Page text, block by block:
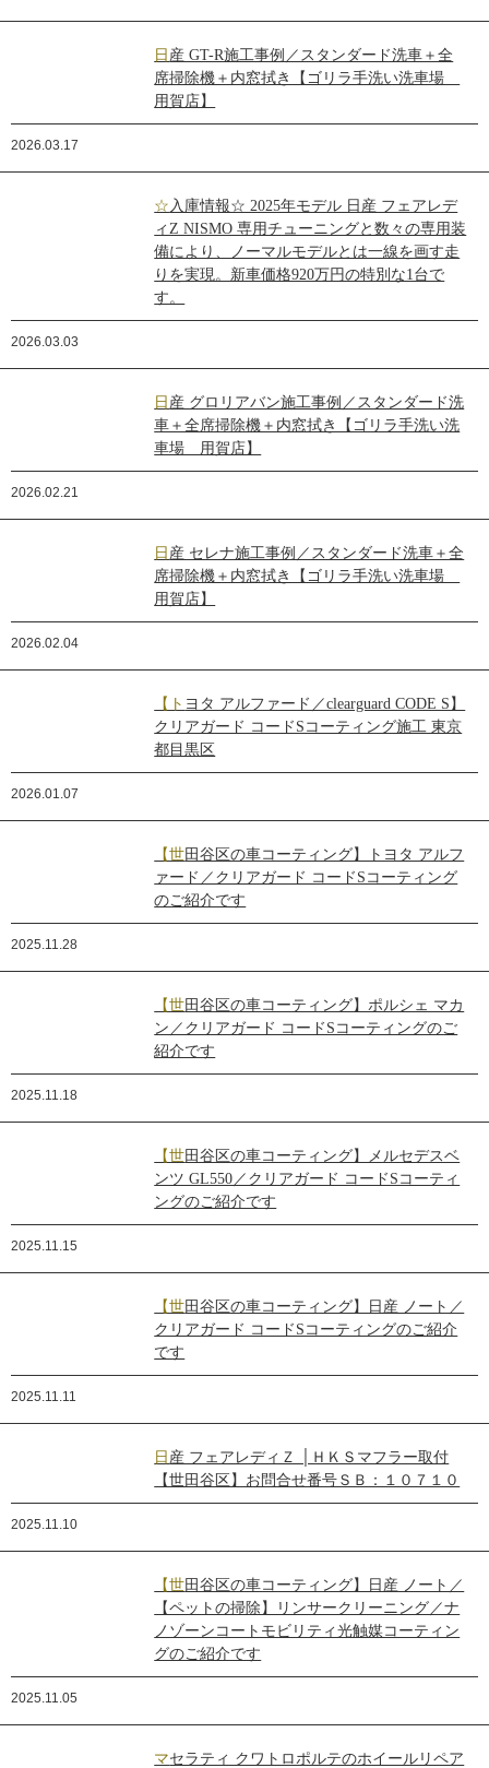
日産 GT-R施工事例／スタンダード洗車＋全
席掃除機＋内窓拭き【ゴリラ手洗い洗車場
用賀店】
2026.03.17
☆入庫情報☆ 2025年モデル 日産 フェアレデ
ィZ NISMO 専用チューニングと数々の専用装
備により、ノーマルモデルとは一線を画す走
りを実現。新車価格920万円の特別な1台で
す。
2026.03.03
日産 グロリアバン施工事例／スタンダード洗
車＋全席掃除機＋内窓拭き【ゴリラ手洗い洗
車場 用賀店】
2026.02.21
日産 セレナ施工事例／スタンダード洗車＋全
席掃除機＋内窓拭き【ゴリラ手洗い洗車場
用賀店】
2026.02.04
【トヨタ アルファード／clearguard CODE S】
クリアガード コードSコーティング施工 東京
都目黒区
2026.01.07
【世田谷区の車コーティング】トヨタ アルフ
ァード／クリアガード コードSコーティング
のご紹介です
2025.11.28
【世田谷区の車コーティング】ポルシェ マカ
ン／クリアガード コードSコーティングのご
紹介です
2025.11.18
【世田谷区の車コーティング】メルセデスベ
ンツ GL550／クリアガード コードSコーティ
ングのご紹介です
2025.11.15
【世田谷区の車コーティング】日産 ノート／
クリアガード コードSコーティングのご紹介
です
2025.11.11
日産 フェアレディＺ │ＨＫＳマフラー取付
【世田谷区】お問合せ番号ＳＢ：１０７１０
2025.11.10
【世田谷区の車コーティング】日産 ノート／
【ペットの掃除】リンサークリーニング／ナ
ノゾーンコートモビリティ光触媒コーティン
グのご紹介です
2025.11.05
マセラティ クワトロポルテのホイールリペア